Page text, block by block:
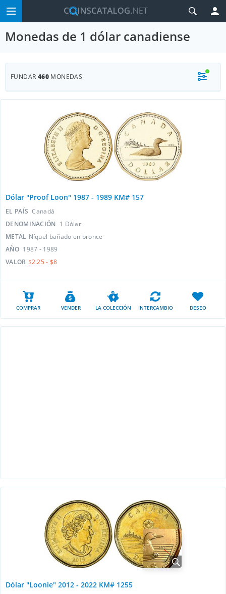
Monedas de 1 dólar canadiense
FUNDAR 460 MONEDAS
Dólar "Proof Loon" 1987 - 1989 KM# 157
EL PAÍS Canadá
DENOMINACIÓN 1 Dólar
METAL Níquel bañado en bronce
AÑO 1987 - 1989
VALOR $2.25 - $8
COMPRAR VENDER LA COLECCIÓN INTERCAMBIO DESEO
Dólar "Loonie" 2012 - 2022 KM# 1255